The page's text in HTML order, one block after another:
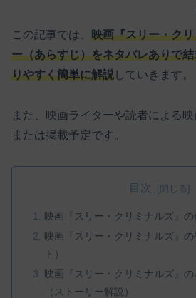
この記事では、 映画『スリー・ク
ー（あらすじ）をネタバレありで
りやすく簡単に解説 していきます。
また、映画ライターや読者による
または掲載予定です。
目次
映画『スリー・クリミナルズ』の
映画『スリー・クリミナルズ』
ト）
映画『スリー・クリミナルズ』
（ストーリー解説）